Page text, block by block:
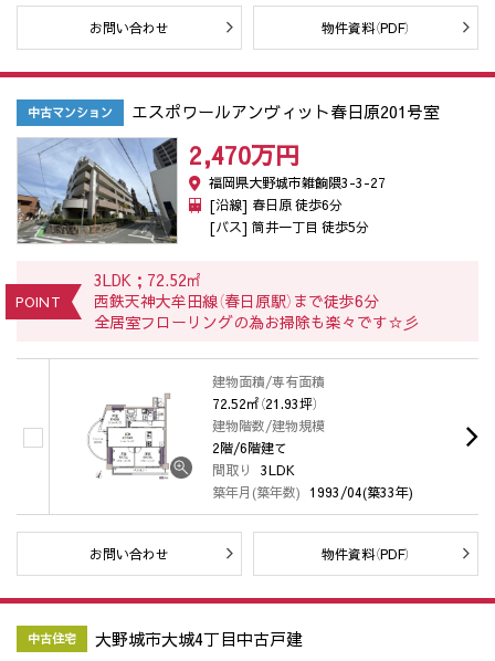
お問い合わせ 物件資料（PDF）
中古マンション エスポワールアンヴィット春日原201号室
2,470万円
福岡県大野城市雑餉隈3-3-27
[沿線] 春日原 徒歩6分
[バス] 筒井一丁目 徒歩5分
POINT
3LDK；72.52㎡
西鉄天神大牟田線（春日原駅）まで徒歩6分
全居室フローリングの為お掃除も楽々です☆彡
建物面積/専有面積
72.52㎡（21.93坪）
建物階数/建物規模
2階/6階建て
間取り
3LDK
築年月(築年数) 1993/04(築33年)
お問い合わせ 物件資料（PDF）
中古住宅 大野城市大城4丁目中古戸建